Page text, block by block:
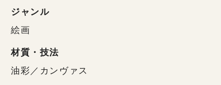
ジャンル
絵画
材質・技法
油彩／カンヴァス